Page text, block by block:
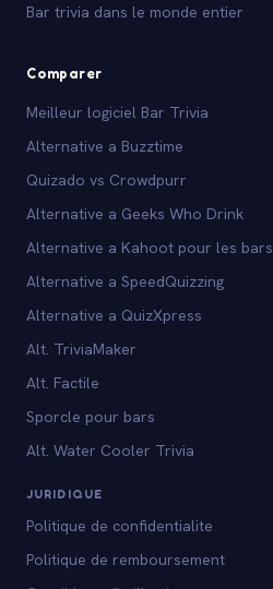
Bar trivia dans le monde entier
Comparer
Meilleur logiciel Bar Trivia
Alternative a Buzztime
Quizado vs Crowdpurr
Alternative a Geeks Who Drink
Alternative a Kahoot pour les bars
Alternative a SpeedQuizzing
Alternative a QuizXpress
Alt. TriviaMaker
Alt. Factile
Sporcle pour bars
Alt. Water Cooler Trivia
JURIDIQUE
Politique de confidentialite
Politique de remboursement